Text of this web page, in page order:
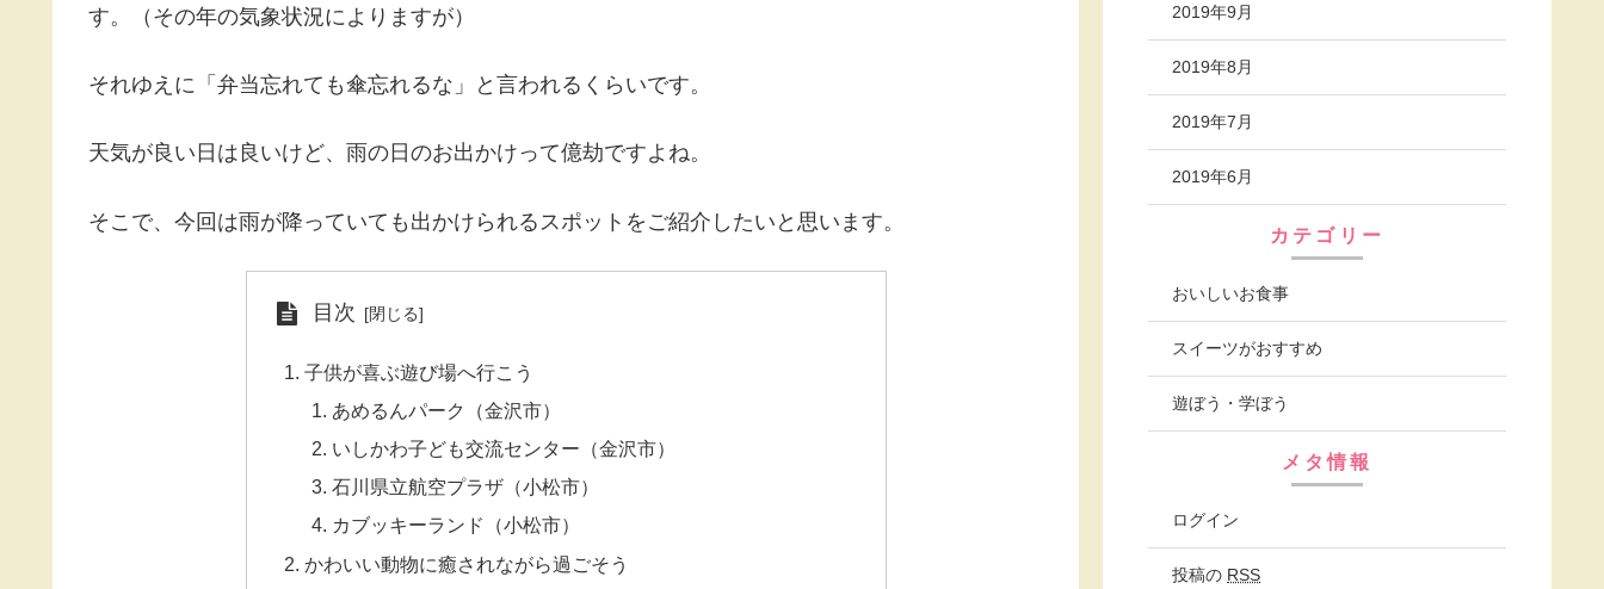
す。（その年の気象状況によりますが）
それゆえに「弁当忘れても傘忘れるな」と言われるくらいです。
天気が良い日は良いけど、雨の日のお出かけって億劫ですよね。
そこで、今回は雨が降っていても出かけられるスポットをご紹介したいと思います。
目次
子供が喜ぶ遊び場へ行こう
あめるんパーク（金沢市）
いしかわ子ども交流センター（金沢市）
石川県立航空プラザ（小松市）
カブッキーランド（小松市）
かわいい動物に癒されながら過ごそう
2019年9月
2019年8月
2019年7月
2019年6月
カテゴリー
おいしいお食事
スイーツがおすすめ
遊ぼう・学ぼう
メタ情報
ログイン
投稿の RSS